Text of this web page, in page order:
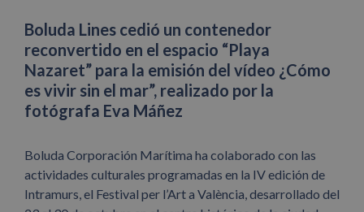
Boluda Lines cedió un contenedor
reconvertido en el espacio “Playa
Nazaret” para la emisión del vídeo ¿Cómo
es vivir sin el mar”, realizado por la
fotógrafa Eva Máñez
Boluda Corporación Marítima ha colaborado con las
actividades culturales programadas en la IV edición de
Intramurs, el Festival per l’Art a València, desarrollado del